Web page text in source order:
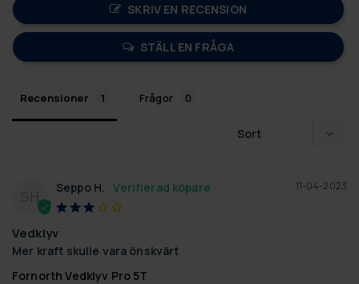
SKRIV EN RECENSION
STÄLL EN FRÅGA
Recensioner Frågor
SH
11-04-2023
Seppo H.
Vedklyv
Mer kraft skulle vara önskvärt
Fornorth Vedklyv Pro 5T